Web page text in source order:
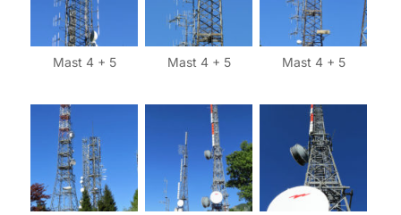
Mast 4 + 5 Mast 4 + 5 Mast 4 + 5